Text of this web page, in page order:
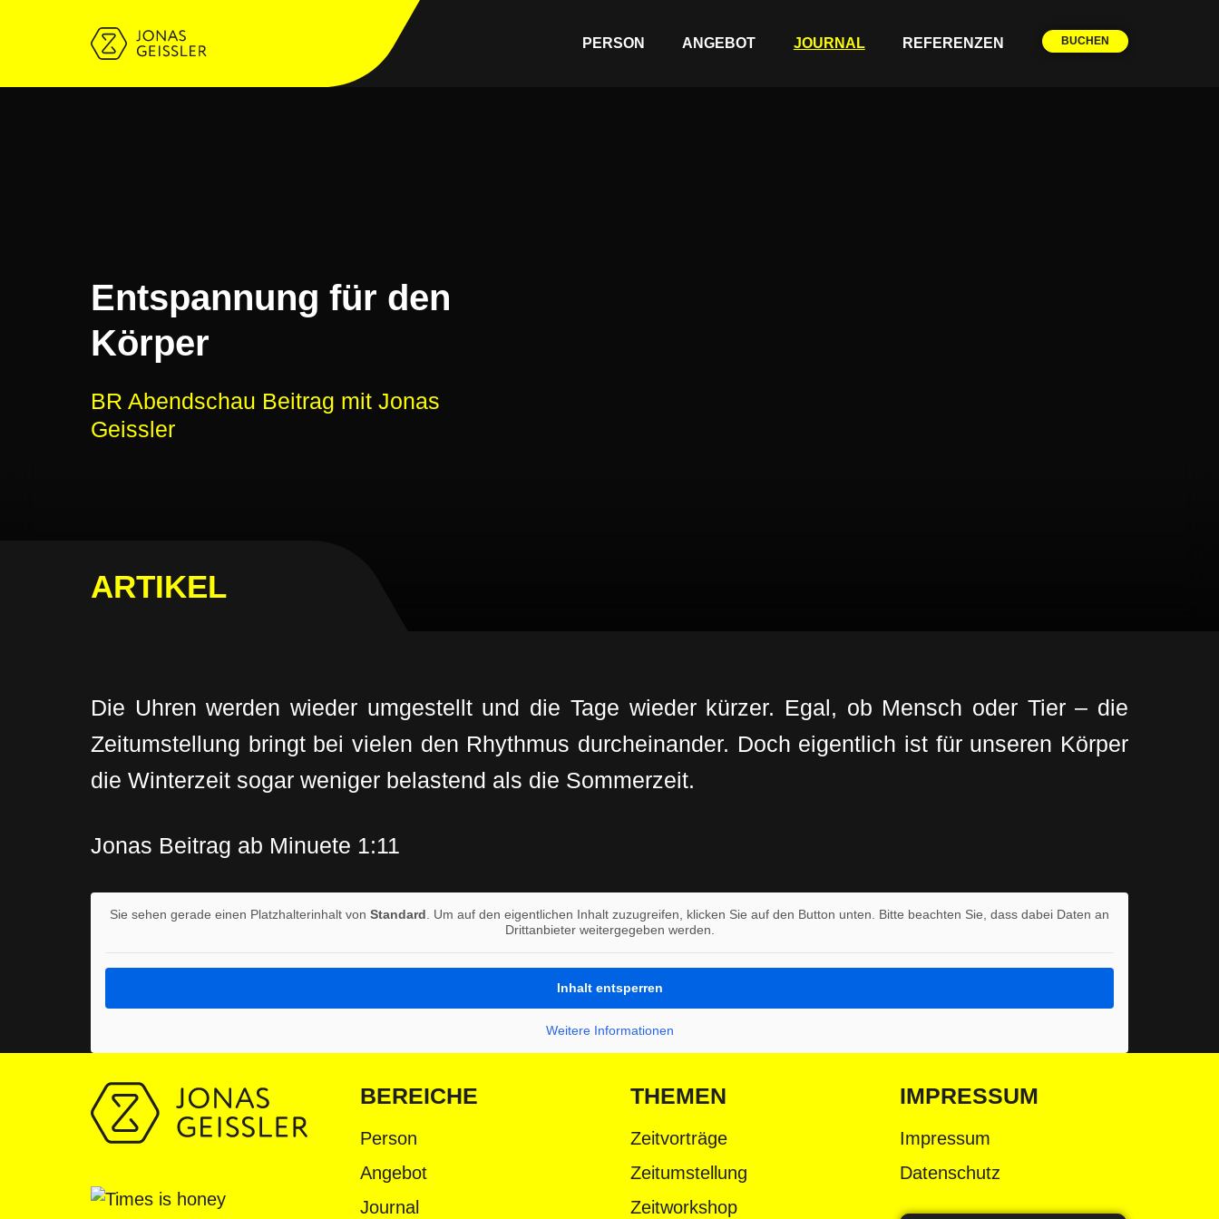
PERSON ANGEBOT JOURNAL REFERENZEN BUCHEN
Entspannung für den
Körper
BR Abendschau Beitrag mit Jonas
Geissler
ARTIKEL
Die Uhren werden wieder umgestellt und die Tage wieder kürzer. Egal, ob Mensch oder Tier – die
Zeitumstellung bringt bei vielen den Rhythmus durcheinander. Doch eigentlich ist für unseren Körper
die Winterzeit sogar weniger belastend als die Sommerzeit.
Jonas Beitrag ab Minuete 1:11
Sie sehen gerade einen Platzhalterinhalt von Standard . Um auf den eigentlichen Inhalt zuzugreifen, klicken Sie auf den Button unten. Bitte beachten Sie, dass dabei Daten an
Drittanbieter weitergegeben werden.
Inhalt entsperren
Weitere Informationen
BEREICHE
Person
Angebot
Journal
THEMEN
Zeitvorträge
Zeitumstellung
Zeitworkshop
IMPRESSUM
Impressum
Datenschutz